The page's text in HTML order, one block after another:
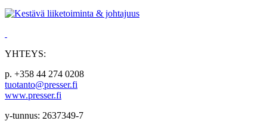
YHTEYS:
p. +358 44 274 0208
tuotanto@presser.fi
www.presser.fi
y-tunnus: 2637349-7